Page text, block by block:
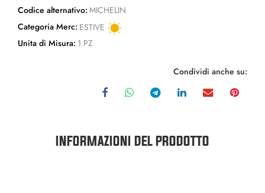
Codice alternativo: MICHELIN
Categoria Merc: ESTIVE
Unita di Misura: 1 PZ
Condividi anche su:
INFORMAZIONI DEL PRODOTTO